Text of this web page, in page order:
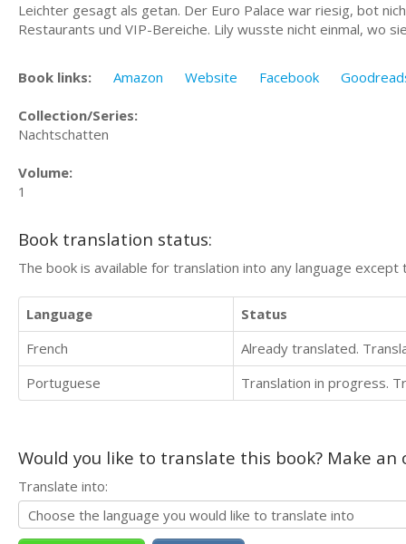
Leichter gesagt als getan. Der Euro Palace war riesig, bot
Restaurants und VIP-Bereiche. Lily wusste nicht einmal, wo
Book links: Amazon Website Facebook
Collection/Series:
Nachtschatten
Volume:
1
Book translation status:
The book is available for translation into any language
Language
Status
French
Already translated.
Portuguese
Translation in progress.
Would you like to translate this book? Make
Translate into: